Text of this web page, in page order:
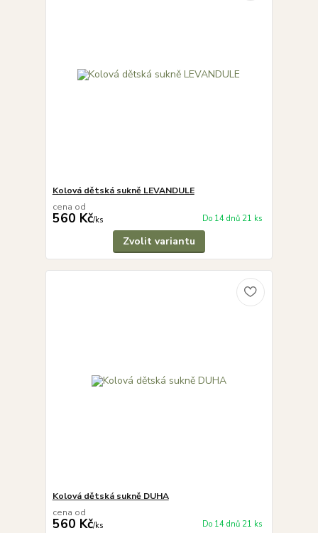
Kolová dětská sukně LEVANDULE
cena od
560 Kč/ks Do 14 dnů 21 ks
Zvolit variantu
Kolová dětská sukně DUHA
cena od
560 Kč/ks Do 14 dnů 21 ks